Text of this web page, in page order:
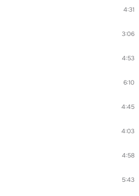
4:31
3:06
4:53
6:10
4:45
4:03
4:58
5:43